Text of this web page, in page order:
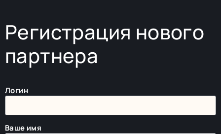
Регистрация нового
партнера
Логин
Ваше имя